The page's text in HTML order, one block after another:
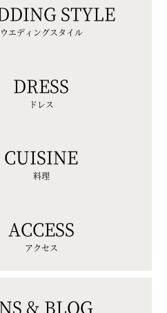
STYLE
ウエディングスタイル
DRESS
ドレス
CUISINE
料理
ACCESS
アクセス
& BLOG